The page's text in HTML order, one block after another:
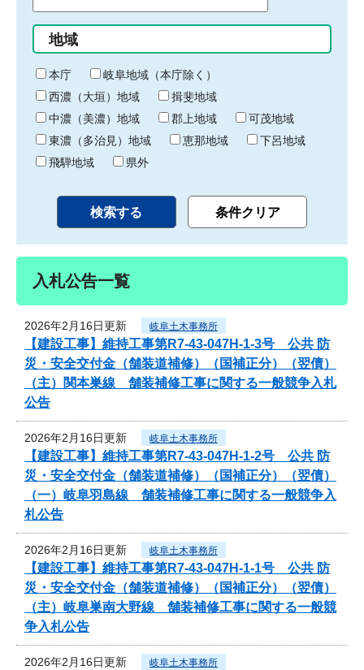
始
り
間
終
わ
り
地域
本庁
岐阜地域（本庁除く）
西濃（大垣）地域
揖斐地域
中濃（美濃）地域
郡上地域
可茂地域
東濃（多治見）地域
恵那地域
下呂地域
飛騨地域
県外
入札公告一覧
2026年2月16日更新 岐阜土木事務所
【建設工事】維持工事第R7-43-047H-1-3号 公共 防
災・安全交付金（舗装道補修）（国補正分）（翌債）
（主）関本巣線 舗装補修工事に関する一般競争入札
公告
2026年2月16日更新 岐阜土木事務所
【建設工事】維持工事第R7-43-047H-1-2号 公共 防
災・安全交付金（舗装道補修）（国補正分）（翌債）
（一）岐阜羽島線 舗装補修工事に関する一般競争入
札公告
2026年2月16日更新 岐阜土木事務所
【建設工事】維持工事第R7-43-047H-1-1号 公共 防
災・安全交付金（舗装道補修）（国補正分）（翌債）
（主）岐阜巣南大野線 舗装補修工事に関する一般競
争入札公告
2026年2月16日更新 岐阜土木事務所